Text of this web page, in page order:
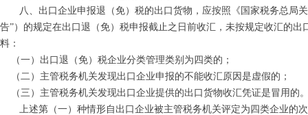
八、出口企业申报退（免）税的出口货物，应按照《国家税务总局关
告”）的规定在出口退（免）税申报截止之日前收汇，未按规定收汇的
料：
（一）出口退（免）税企业分类管理类别为四类的；
（二）主管税务机关发现出口企业申报的不能收汇原因是虚假的；
（三）主管税务机关发现出口企业提供的出口货物收汇凭证是冒用的
上述第（一）种情形自出口企业被主管税务机关评定为四类企业的次